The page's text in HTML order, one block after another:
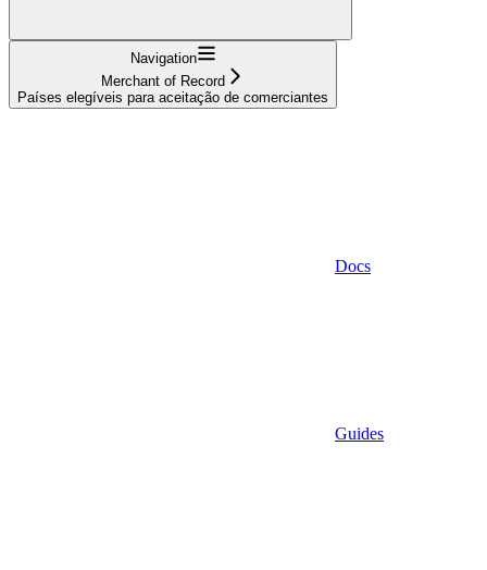
Navigation
Merchant of Record
Países elegíveis para aceitação de comerciantes
Docs
Guides